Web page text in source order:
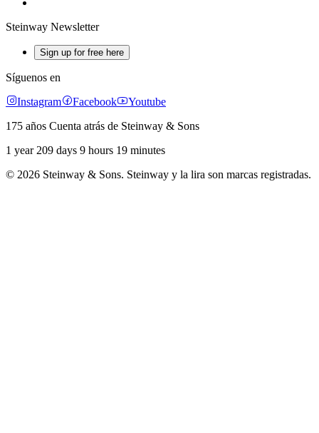
Steinway Newsletter
Sign up for free here
Síguenos en
Instagram
Facebook
Youtube
175 años Cuenta atrás de Steinway & Sons
1 year 209 days 9 hours 19 minutes
© 2026 Steinway & Sons. Steinway y la lira son marcas registradas.